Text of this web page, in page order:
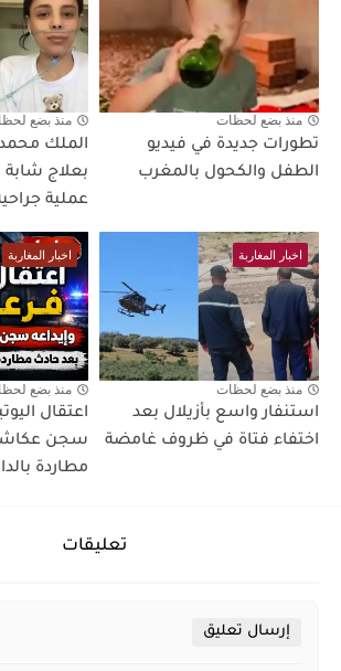
منذ بضع لحظات
تطورات جديدة في فيديو
الطفل والكحول بالمغرب
منذ بضع
الملك
بعلاج شابة
عملية
اخبار المغاربة
منذ بضع لحظات
استنفار واسع بأزيلال بعد
اختفاء فتاة في ظروف غامضة
اخبار المغاربة
منذ بضع
اعتقال
سجن
مطاردة
تعليقات
إرسال تعليق